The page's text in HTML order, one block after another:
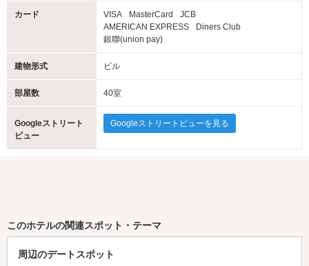
カード VISA MasterCard
JCB
AMERICAN EXPRESS
Diners Club
銀聯(union pay)
建物形式 ビル
部屋数 40室
Googleストリート
ビュー
Googleストリートビューを見る
このホテルの関連スポット・テーマ
周辺のデートスポット